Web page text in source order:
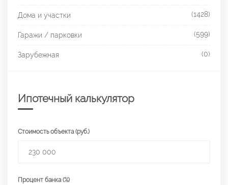
Дома и участки (1428)
Гаражи / парковки (599)
Зарубежная (0)
Ипотечный калькулятор
Стоимость объекта (руб.)
Процент банка (%)